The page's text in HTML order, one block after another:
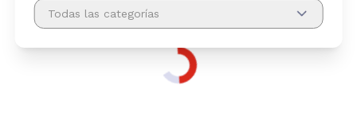
Todas las categorías